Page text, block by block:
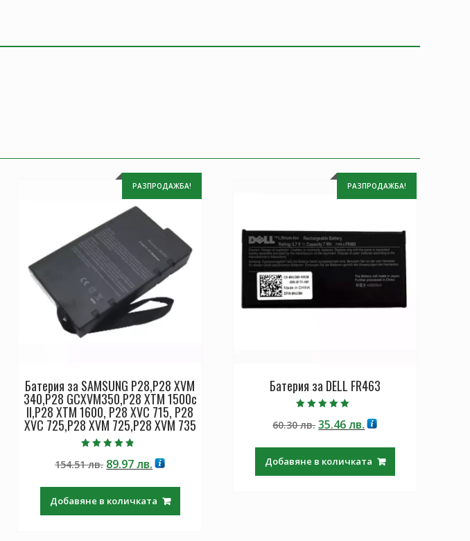
РАЗПРОДАЖБА!
Батерия за SAMSUNG P28,P28 XVM
340,P28 GCXVM350,P28 XTM 1500c
II,P28 XTM 1600, P28 XVC 715, P28
XVC 725,P28 XVM 725,P28 XVM 735
4.50
от 5
154.51лв. Original
154.51 лв..
89.97лв.Текущата
89.97 лв..
Добавяне в количката
РАЗПРОДАЖБА!
Батерия за DELL FR463
5.00
от 5
60.30лв.Original
60.30 лв..
35.46лв.Текущата
35.46 лв..
Добавяне в количката